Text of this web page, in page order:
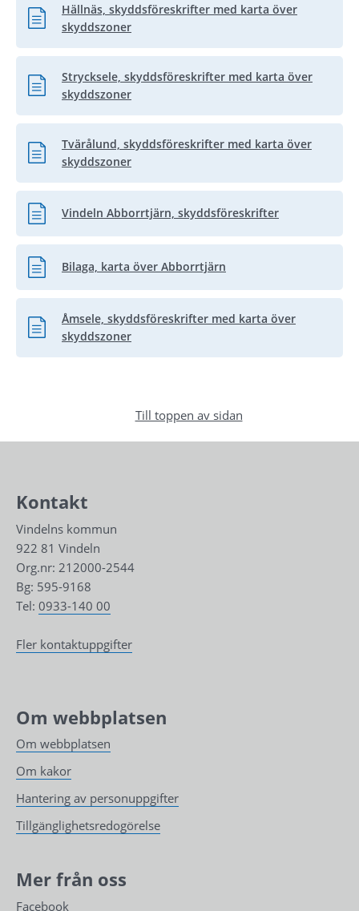
Hällnäs, skyddsföreskrifter med karta över
skyddszoner
Pdf, 914 kB.
Strycksele, skyddsföreskrifter med karta över
skyddszoner
Pdf, 1.8 MB.
Tvärålund, skyddsföreskrifter med karta över
skyddszoner
Pdf, 4 MB.
Vindeln Abborrtjärn, skyddsföreskrifter
Pdf, 66.1 kB.
Bilaga, karta över Abborrtjärn
Pdf, 2 MB.
Åmsele, skyddsföreskrifter med karta över
skyddszoner
Pdf, 950.6 kB.
Till toppen av sidan
Kontakt
Vindelns kommun
922 81 Vindeln
Org.nr: 212000-2544
Bg: 595-9168
Tel: 0933-140 00
Fler kontaktuppgifter
Om webbplatsen
Om webbplatsen
Om kakor
Hantering av personuppgifter
Tillgänglighetsredogörelse
Mer från oss
Facebook